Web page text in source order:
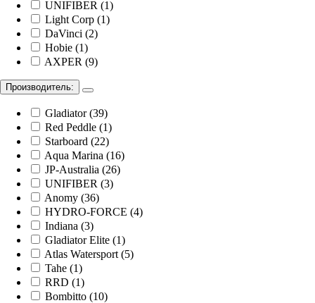
UNIFIBER (1)
Light Corp (1)
DaVinci (2)
Hobie (1)
AXPER (9)
Производитель:
Gladiator (39)
Red Peddle (1)
Starboard (22)
Aqua Marina (16)
JP-Australia (26)
UNIFIBER (3)
Anomy (36)
HYDRO-FORCE (4)
Indiana (3)
Gladiator Elite (1)
Atlas Watersport (5)
Tahe (1)
RRD (1)
Bombitto (10)